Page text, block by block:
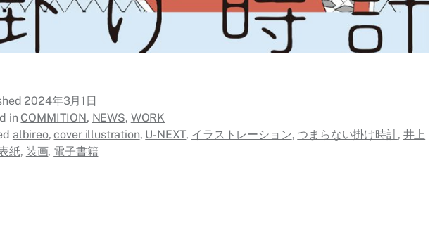
2024年3月1日
in COMMITION, NEWS, WORK
albireo,cover illustration, U-NEXT, イラストレーション,つまらない掛け時計, 井上
紙, 装画, 電子書籍